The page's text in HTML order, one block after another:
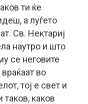
ти ќе
а луѓето
Св. Нектариј
наутро и што
се неговите
во
тој е свет и
таков, каков